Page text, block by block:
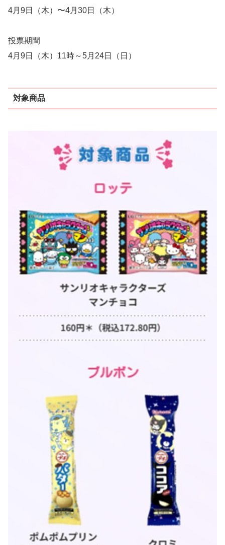
4月9日（木）〜4月30日（木）
投票期間
4月9日（木）11時～5月24日（日）
対象商品